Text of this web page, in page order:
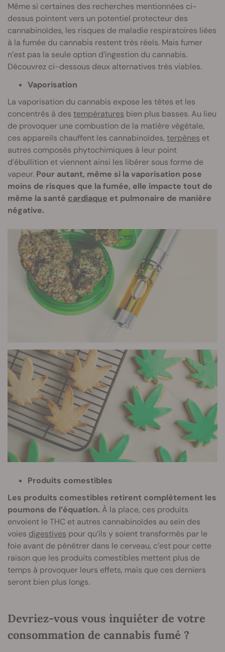
Même si certaines des recherches mentionnées ci-
dessus pointent vers un potentiel protecteur des
cannabinoïdes, les risques de maladie respiratoires liées
à la fumée du cannabis restent très réels. Mais fumer
n’est pas la seule option d’ingestion du cannabis.
Découvrez ci-dessous deux alternatives très viables.
Vaporisation
La vaporisation du cannabis expose les têtes et les
concentrés à des températures bien plus basses. Au lieu
de provoquer une combustion de la matière végétale,
ces appareils chauffent les cannabinoïdes, terpènes et
autres composés phytochimiques à leur point
d’ébullition et viennent ainsi les libérer sous forme de
vapeur. Pour autant, même si la vaporisation pose
moins de risques que la fumée, elle impacte tout de
même la santé cardiaque et pulmonaire de manière
négative.
Produits comestibles
Les produits comestibles retirent complètement les
poumons de l’équation. À la place, ces produits
envoient le THC et autres cannabinoïdes au sein des
voies digestives pour qu’ils y soient transformés par le
foie avant de pénétrer dans le cerveau, c’est pour cette
raison que les produits comestibles mettent plus de
temps à provoquer leurs effets, mais que ces derniers
seront bien plus longs.
Devriez-vous vous inquiéter de votre
consommation de cannabis fumé ?